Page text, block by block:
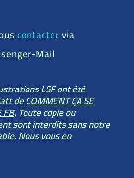
contactervia
Mail
LSF ont été
deCOMMENT ÇA SE
FB. Toute copie ou
sont interdits sans notre
Nous vous en